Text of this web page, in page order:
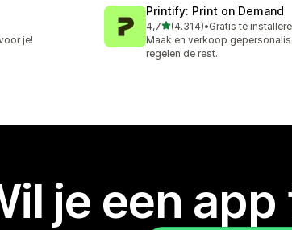
je!
Printify: Print on Demand
4,7van 5 sterren
(4.314)
4314 recensies in totaal
•Gratis te
Maak en verkoop
regelen de rest.
je een